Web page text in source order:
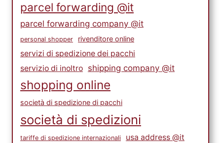
parcel forwarding @it
parcel forwarding company @it
personal shopper rivenditore online
servizi di spedizione dei pacchi
servizio di inoltro shipping company @it
shopping online
società di spedizione di pacchi
società di spedizioni
tariffe di spedizione internazionali usa address @it